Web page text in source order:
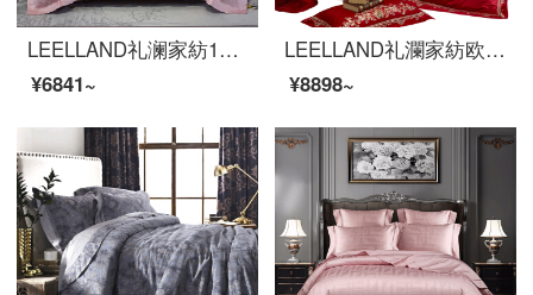
LEELLAND礼澜家紡100本の御綿中国風芸術花卉刺繍全綿寝具四点セットの純綿ベッド用品セット江山美人粉玉1.8-2.0メートルベッド/220*240 cm
¥6841~
LEELLAND礼瀾家紡欧式軽奢結婚式大紅結婚式ベッド用品四点セット純綿欧式刺繍ベッド品多点セットパリの恋人四点セット1.8-2.0メートルベッド/220*240 cm
¥8898~